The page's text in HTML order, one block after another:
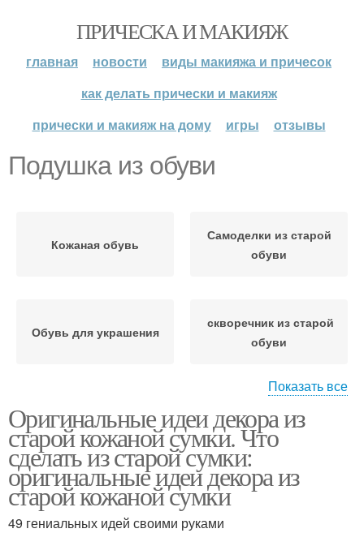
ПРИЧЕСКА И МАКИЯЖ
главная новости
виды макияжа и причесок
как делать прически и макияж
прически и макияж на дому
игры отзывы
Подушка из обуви
Кожаная обувь
Самоделки из старой
обуви
Обувь для украшения
скворечник из старой
обуви
кожаная подушка
Показать все
Оригинальные идеи декора из
старой кожаной сумки. Что
сделать из старой сумки:
оригинальные идеи декора из
старой кожаной сумки
49 гениальных идей своими руками